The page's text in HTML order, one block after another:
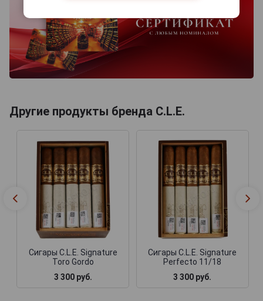
Другие продукты бренда C.L.E.
Сигары C.L.E. Signature
Toro Gordo
3 300 руб.
Сигары C.L.E. Signature
Perfecto 11/18
3 300 руб.